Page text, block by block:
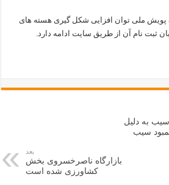
پویش ملی توان افزایی شکل گیری هسته های
سیب به دلیل
سیب
بعد
بازارگاه ناصرخسروی بخش
کشاورزی شده است